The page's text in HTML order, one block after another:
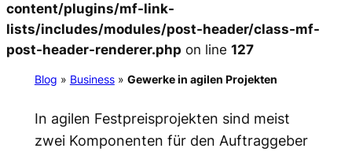
content/plugins/mf-link-
lists/includes/modules/post-header/class-mf-
post-header-renderer.php on line 127
Blog » Business» Gewerke in agilen Projekten
In agilen Festpreisprojekten sind meist
zwei Komponenten für den Auftraggeber